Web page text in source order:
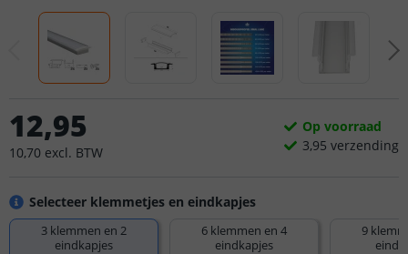
Selecteer klemmetjes en eindkapjes
3 klemmen en 2
eindkapjes
6 klemmen en 4
eindkapjes
9
12,95
10,70 excl. BTW
Op voorraad
3,95 verzending